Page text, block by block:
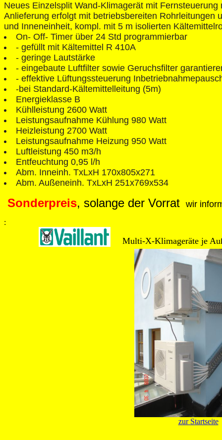
Neues Einzelsplit Wand-Klimagerät mit
Anlieferung erfolgt mit betriebsbereiten Rohrleitungen
und Inneneinheit, kompl. mit 5 m isolierten
On- Off- Timer über 24 Std programmierbar
- gefüllt mit Kältemittel R 410A
- geringe Lautstärke
- eingebaute Luftfilter sowie Geruchsfilter
- effektive Lüftungssteuerung
-bei Standard-Kältemittelleitung (5m)
Energieklasse B
Kühlleistung 2600 Watt
Leistungsaufnahme Kühlung 980 Watt
Heizleistung 2700 Watt
Leistungsaufnahme Heizung 950 Watt
Luftleistung 450 m3/h
Entfeuchtung 0,95 l/h
Abm. Inneinh. TxLxH 170x805x271
Abm. Außeneinh. TxLxH 251x769x534
Sonderpreis, solange der Vorrat wir
:
Multi-X-Klimageräte je
zur Startseite